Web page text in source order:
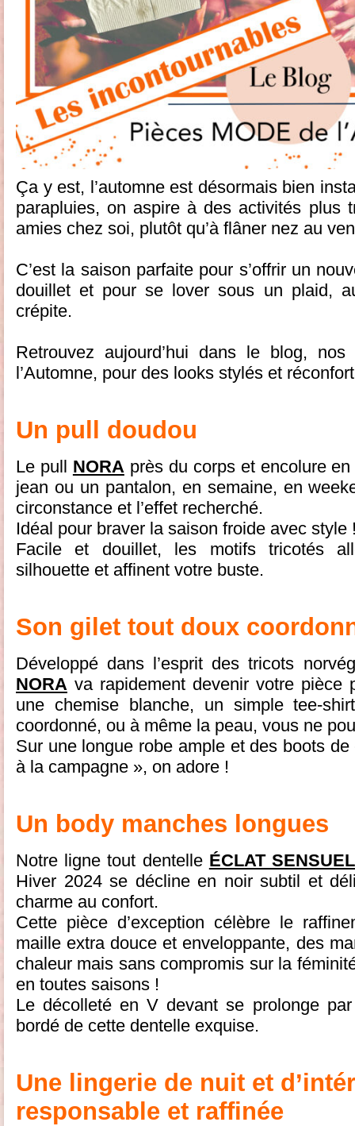
Ça y est, l’automne est désormais bien
parapluies, on aspire à des activités plus
amies chez soi, plutôt qu’à flâner nez au
C’est la saison parfaite pour s’offrir un
douillet et pour se lover sous un plaid,
crépite.
Retrouvez aujourd’hui dans le blog,
l’Automne, pour des looks stylés et
Un pull doudou
Le pull NORA près du corps et encolure
jean ou un pantalon, en semaine, en
circonstance et l’effet recherché.
Idéal pour braver la saison froide avec style
Facile et douillet, les motifs tricotés
silhouette et affinent votre buste.
Son gilet tout doux
Développé dans l’esprit des tricots
NORA va rapidement devenir votre pièce
une chemise blanche, un simple tee-
coordonné, ou à même la peau, vous ne
Sur une longue robe ample et des boots
à la campagne », on adore !
Un body manches longues
Notre ligne tout dentelle ÉCLAT SENSUEL
Hiver 2024 se décline en noir subtil et
charme au confort.
Cette pièce d’exception célèbre le
maille extra douce et enveloppante, des
chaleur mais sans compromis sur la
en toutes saisons !
Le décolleté en V devant se prolonge
bordé de cette dentelle exquise.
Une lingerie de nuit et
responsable et raffinée